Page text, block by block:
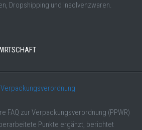
Dropshipping und Insolvenzwaren.
FAQ zur Verpackungsverordnung (PPWR)
Punkte ergänzt, berichtet